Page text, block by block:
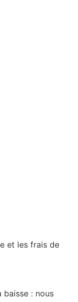
et les frais de
baisse : nous